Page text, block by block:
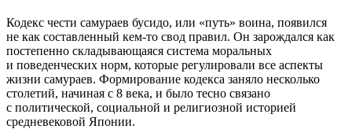
Кодекс чести самураев бусидо, или «путь» воина, появился
не как составленный кем-то свод правил. Он зарождался как
постепенно складывающаяся система моральных
и поведенческих норм, которые регулировали все аспекты
жизни самураев. Формирование кодекса заняло несколько
столетий, начиная с 8 века, и было тесно связано
с политической, социальной и религиозной историей
средневековой Японии.